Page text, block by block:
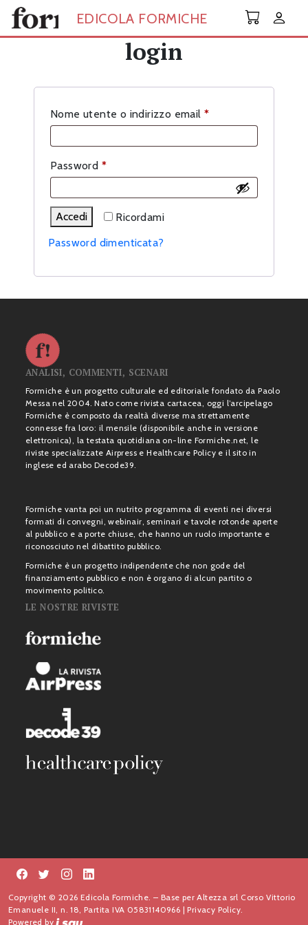
Skip to main content
EDICOLA FORMICHE
login
Nome utente o indirizzo email *Richiesto
Password *Richiesto
Ricordami
Accedi
Password dimenticata?
ANALISI, COMMENTI, SCENARI
Formiche è un progetto culturale ed editoriale fondato da Paolo
Messa nel 2004. Nato come rivista cartacea, oggi l’arcipelago
Formiche è composto da realtà diverse ma strettamente
connesse fra loro: il mensile (disponibile anche in versione
elettronica), la testata quotidiana on-line Formiche.net, le
riviste specializzate Airpress e Healthcare Policy e il sito in
inglese ed arabo Decode39.
Formiche vanta poi un nutrito programma di eventi nei diversi
formati di convegni, webinair, seminari e tavole rotonde aperte
al pubblico e a porte chiuse, che hanno un ruolo importante e
riconosciuto nel dibattito pubblico.
Formiche è un progetto indipendente che non gode del
finanziamento pubblico e non è organo di alcun partito o
movimento politico.
LE NOSTRE RIVISTE
Copyright © 2026 Edicola Formiche. – Base per Altezza srl Corso Vittorio
Emanuele II, n. 18, Partita IVA 05831140966 |Privacy Policy.
Powered by